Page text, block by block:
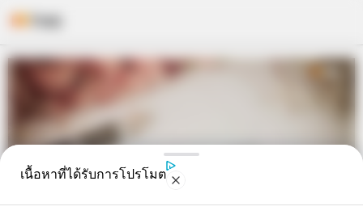
Skip
content
เนื้อหาที่ได้รับการโปรโมต